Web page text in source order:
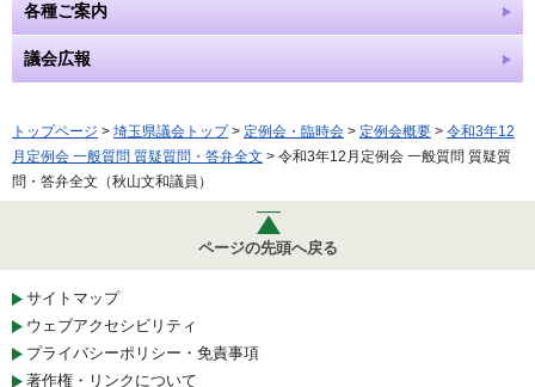
各種ご案内
議会広報
トップページ > 埼玉県議会トップ> 定例会・臨時会 > 定例会概要 > 令和3年12
月定例会 一般質問 質疑質問・答弁全文 > 令和3年12月定例会 一般質問 質疑質
問・答弁全文（秋山文和議員）
ページの先頭へ戻る
サイトマップ
ウェブアクセシビリティ
プライバシーポリシー・免責事項
著作権・リンクについて